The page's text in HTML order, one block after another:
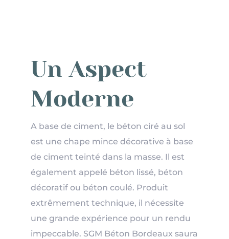
Un Aspect
Moderne
A base de ciment, le béton ciré au sol
est une chape mince décorative à base
de ciment teinté dans la masse. Il est
également appelé béton lissé, béton
décoratif ou béton coulé. Produit
extrêmement technique, il nécessite
une grande expérience pour un rendu
impeccable. SGM Béton Bordeaux saura